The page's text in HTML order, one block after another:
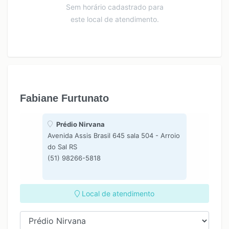
Sem horário cadastrado para
este local de atendimento.
Fabiane Furtunato
Prédio Nirvana
Avenida Assis Brasil 645 sala 504 - Arroio
do Sal RS
(51) 98266-5818
Local de atendimento